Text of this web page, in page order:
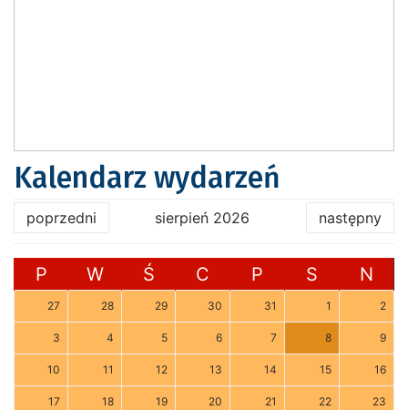
Kalendarz wydarzeń
poprzedni sierpień 2026 następny
P W Ś C P S N
27 28 29 30 31 1 2
3 4 5 6 7 8 9
10 11 12 13 14 15 16
17 18 19 20 21 22 23